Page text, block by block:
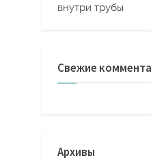
внутри трубы
Свежие
Архивы